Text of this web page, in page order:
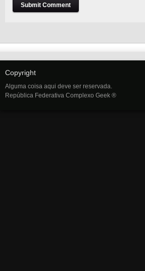
Copyright
Alguma coisa aqui deve ser reservada.
República Federativa Complexo Geek ®